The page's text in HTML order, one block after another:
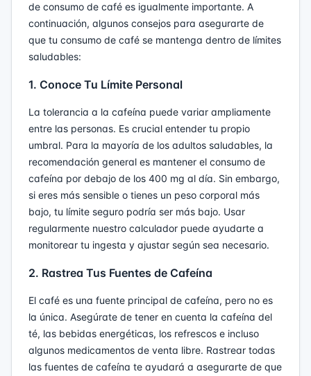
de consumo de café es igualmente importante. A
continuación, algunos consejos para asegurarte de
que tu consumo de café se mantenga dentro de límites
saludables:
1. Conoce Tu Límite Personal
La tolerancia a la cafeína puede variar ampliamente
entre las personas. Es crucial entender tu propio
umbral. Para la mayoría de los adultos saludables, la
recomendación general es mantener el consumo de
cafeína por debajo de los 400 mg al día. Sin embargo,
si eres más sensible o tienes un peso corporal más
bajo, tu límite seguro podría ser más bajo. Usar
regularmente nuestro calculador puede ayudarte a
monitorear tu ingesta y ajustar según sea necesario.
2. Rastrea Tus Fuentes de Cafeína
El café es una fuente principal de cafeína, pero no es
la única. Asegúrate de tener en cuenta la cafeína del
té, las bebidas energéticas, los refrescos e incluso
algunos medicamentos de venta libre. Rastrear todas
las fuentes de cafeína te ayudará a asegurarte de que